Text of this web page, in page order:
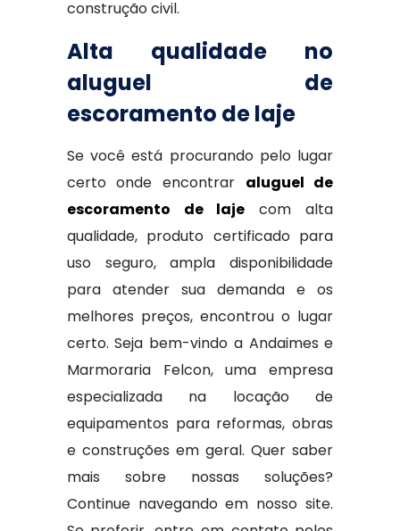
construção civil.
Alta qualidade no
aluguel de
escoramento de laje
Se você está procurando pelo lugar
certo onde encontrar aluguel de
escoramento de laje com alta
qualidade, produto certificado para
uso seguro, ampla disponibilidade
para atender sua demanda e os
melhores preços, encontrou o lugar
certo. Seja bem-vindo a Andaimes e
Marmoraria Felcon, uma empresa
especializada na locação de
equipamentos para reformas, obras
e construções em geral. Quer saber
mais sobre nossas soluções?
Continue navegando em nosso site.